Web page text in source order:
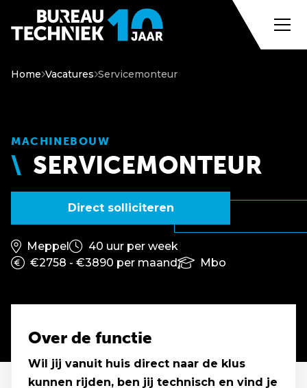
Home Vacatures Servicemonteur
MACHINEBOUW
SERVICEMONTEUR
Direct solliciteren
Meppel
40 uur per week
€2758 - €3890 per maand
Mbo
Over de functie
Wil jij vanuit huis direct naar de klus
kunnen rijden, ben jij technisch en vind je